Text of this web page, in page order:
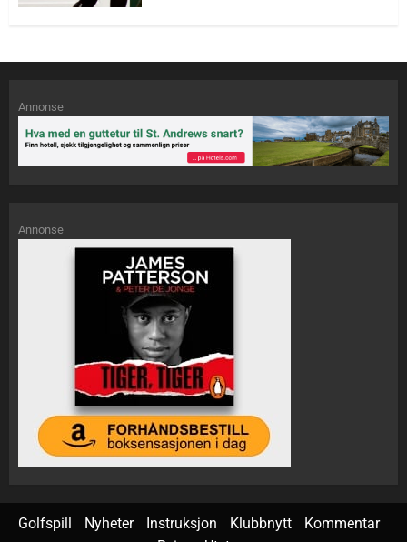
Annonse
Annonse
Golfspill Nyheter Instruksjon Klubbnytt
Kommentar